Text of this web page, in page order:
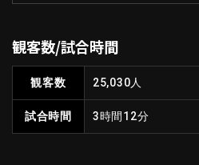
観客数/試合時間
観客数 25,030人
試合時間 3時間12分